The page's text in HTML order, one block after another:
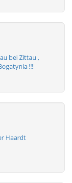
bei Zittau ,
!!!
Haardt